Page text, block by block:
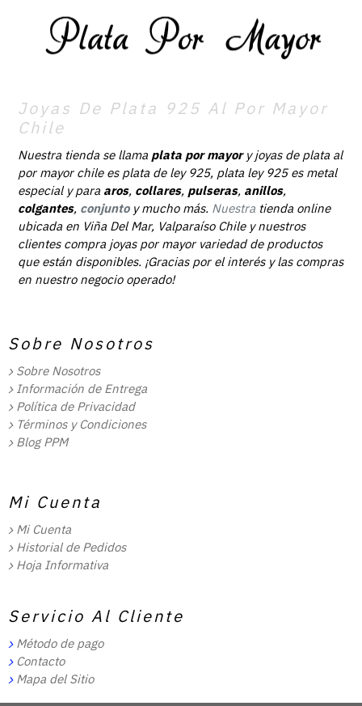
Joyas De Plata 925 Al Por Mayor
Chile
Nuestra tienda se llama plata por mayory joyas de plata al
por mayor chile es plata de ley 925, plata ley 925 es metal
especial y para aros, collares, pulseras, anillos,
colgantes, conjunto y mucho más. Nuestra tienda online
ubicada en Viña Del Mar, Valparaíso Chile y nuestros
clientes compra joyas por mayor variedad de productos
que están disponibles. ¡Gracias por el interés y las compras
en nuestro negocio operado!
Sobre Nosotros
Sobre Nosotros
Información de Entrega
Política de Privacidad
Términos y Condiciones
Blog PPM
Mi Cuenta
Mi Cuenta
Historial de Pedidos
Hoja Informativa
Servicio Al Cliente
Método de pago
Contacto
Mapa del Sitio